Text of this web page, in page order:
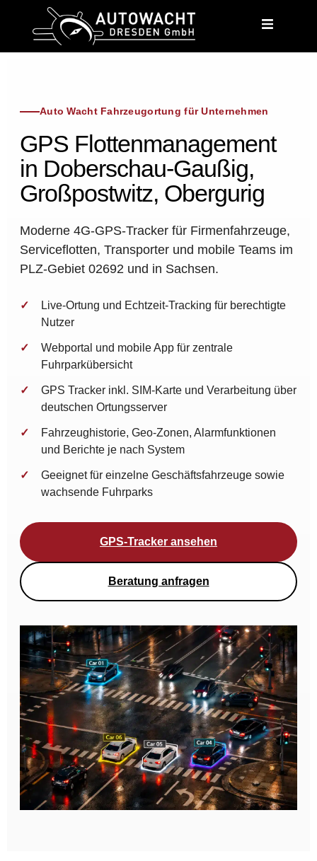
Auto Wacht Fahrzeugortung für Unternehmen
GPS Flottenmanagement
in Doberschau-Gaußig,
Großpostwitz, Obergurig
Moderne 4G-GPS-Tracker für Firmenfahrzeuge,
Serviceflotten, Transporter und mobile Teams im
PLZ-Gebiet 02692 und in Sachsen.
Live-Ortung und Echtzeit-Tracking für berechtigte
Nutzer
Webportal und mobile App für zentrale
Fuhrparkübersicht
GPS Tracker inkl. SIM-Karte und Verarbeitung über
deutschen Ortungsserver
Fahrzeughistorie, Geo-Zonen, Alarmfunktionen
und Berichte je nach System
Geeignet für einzelne Geschäftsfahrzeuge sowie
wachsende Fuhrparks
GPS-Tracker ansehen
Beratung anfragen